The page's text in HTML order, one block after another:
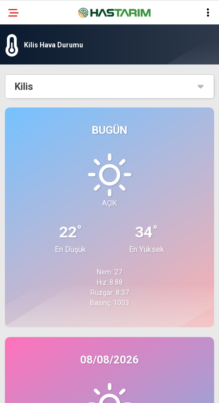
Kilis Hava Durumu
Kilis
BUGÜN
AÇIK
22°
En Düşük
34°
En Yüksek
Nem: 27
Hız: 8.88
Rüzgar: 8.37
Basınç: 1003
08/08/2026